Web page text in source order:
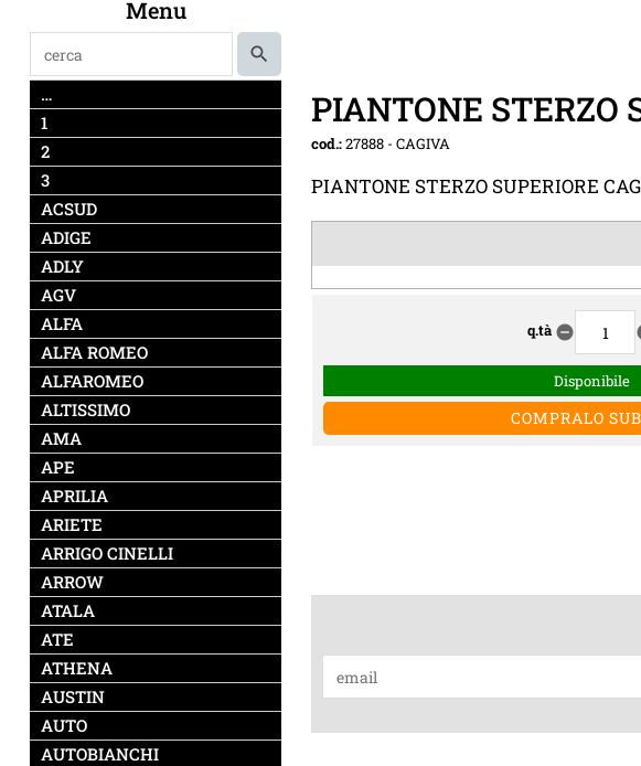
Menu
…
1
2
3
ACSUD
ADIGE
ADLY
AGV
ALFA
ALFA ROMEO
ALFAROMEO
ALTISSIMO
AMA
APE
APRILIA
ARIETE
ARRIGO CINELLI
ARROW
ATALA
ATE
ATHENA
AUSTIN
AUTO
AUTOBIANCHI
PIANTONE STERZO
cod.:27888 -CAGIVA
PIANTONE STERZO SUPERIORE
q.tà remove_circle
Disponibile